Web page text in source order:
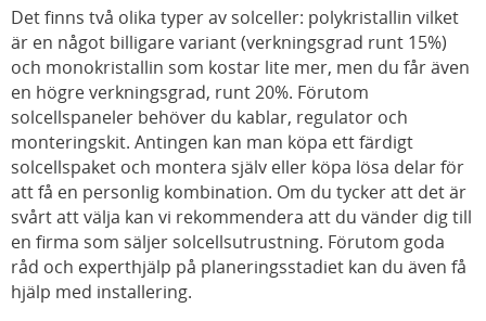
Det finns två olika typer av solceller: polykristallin vilket
är en något billigare variant (verkningsgrad runt 15%)
och monokristallin som kostar lite mer, men du får även
en högre verkningsgrad, runt 20%. Förutom
solcellspaneler behöver du kablar, regulator och
monteringskit. Antingen kan man köpa ett färdigt
solcellspaket och montera själv eller köpa lösa delar för
att få en personlig kombination. Om du tycker att det är
svårt att välja kan vi rekommendera att du vänder dig till
en firma som säljer solcellsutrustning. Förutom goda
råd och experthjälp på planeringsstadiet kan du även få
hjälp med installering.